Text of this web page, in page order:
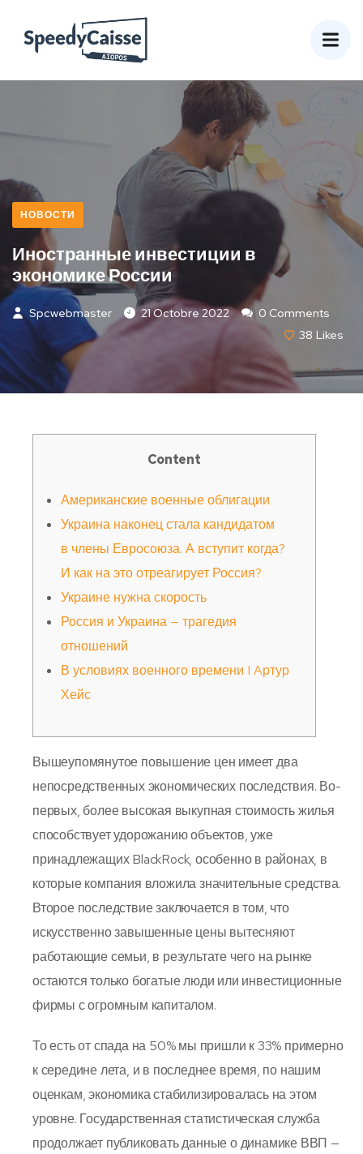
НОВОСТИ
Иностранные инвестиции в
экономике России
Spcwebmaster 21 Octobre 2022
0 Comments
38 Likes
Content
Американские военные облигации
Украина наконец стала кандидатом
в члены Евросоюза. А вступит когда?
И как на это отреагирует Россия?
Украине нужна скорость
Россия и Украина — трагедия
отношений
В условиях военного времени I Aртур
Хейс
Вышеупомянутое повышение цен имеет два
непосредственных экономических последствия. Во-
первых, более высокая выкупная стоимость жилья
способствует удорожанию объектов, уже
принадлежащих BlackRock, особенно в районах, в
которые компания вложила значительные средства.
Второе последствие заключается в том, что
искусственно завышенные цены вытесняют
работающие семьи, в результате чего на рынке
остаются только богатые люди или инвестиционные
фирмы с огромным капиталом.
То есть от спада на 50% мы пришли к 33% примерно
к середине лета, и в последнее время, по нашим
оценкам, экономика стабилизировалась на этом
уровне. Государственная статистическая служба
продолжает публиковать данные о динамике ВВП —